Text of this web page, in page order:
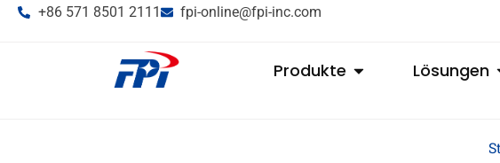
+86 571 8501 2111 fpi-online@fpi-inc.com
Produkte Lösungen